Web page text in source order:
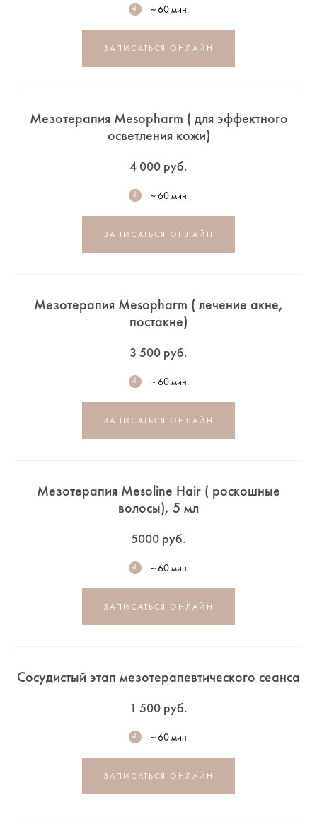
~ 60 мин.
ЗАПИСАТЬСЯ ОНЛАЙН
Мезотерапия Mesopharm ( для эффектного
осветления кожи)
4 000 руб.
~ 60 мин.
ЗАПИСАТЬСЯ ОНЛАЙН
Мезотерапия Mesopharm ( лечение акне,
постакне)
3 500 руб.
~ 60 мин.
ЗАПИСАТЬСЯ ОНЛАЙН
Мезотерапия Mesoline Hair ( роскошные
волосы), 5 мл
5000 руб.
~ 60 мин.
ЗАПИСАТЬСЯ ОНЛАЙН
Сосудистый этап мезотерапевтического сеанса
1 500 руб.
~ 60 мин.
ЗАПИСАТЬСЯ ОНЛАЙН